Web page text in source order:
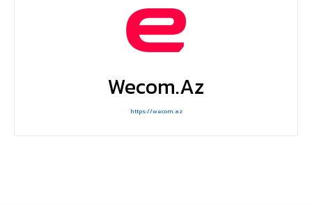
Wecom.az
https://wecom.az